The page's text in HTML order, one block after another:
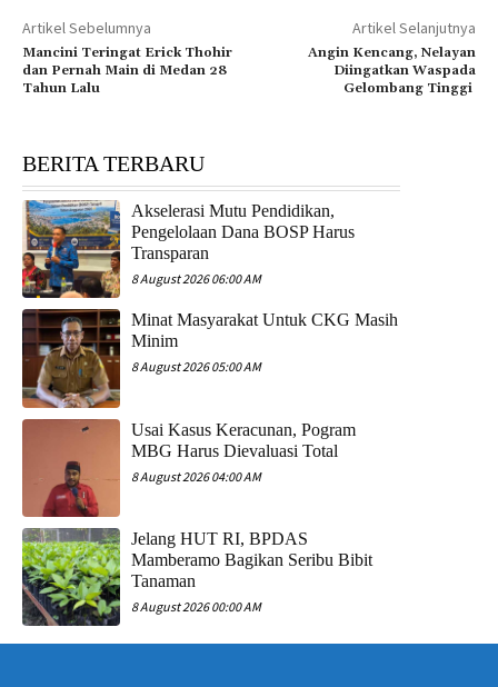
Artikel Sebelumnya
Mancini Teringat Erick Thohir
dan Pernah Main di Medan 28
Tahun Lalu
Artikel Selanjutnya
Angin Kencang, Nelayan
Diingatkan Waspada
Gelombang Tinggi
BERITA TERBARU
Akselerasi Mutu Pendidikan,
Pengelolaan Dana BOSP Harus
Transparan
8 August 2026 06:00 AM
Minat Masyarakat Untuk CKG Masih
Minim
8 August 2026 05:00 AM
Usai Kasus Keracunan, Pogram
MBG Harus Dievaluasi Total
8 August 2026 04:00 AM
Jelang HUT RI, BPDAS
Mamberamo Bagikan Seribu Bibit
Tanaman
8 August 2026 00:00 AM